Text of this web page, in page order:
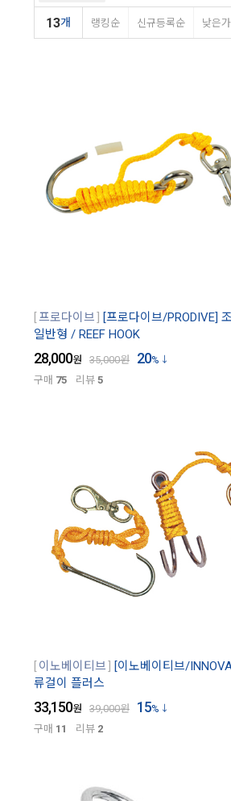
13개 랭킹순 신규등록순 낮은
프로다이브
[프로다이브/PRODIVE]
일반형 / REEF HOOK
28,000원 35,000원 20%
구매 75 리뷰 5
이노베이티브
[이노베이티브/
류걸이 플러스
33,150원 39,000원 15%
구매 11 리뷰 2